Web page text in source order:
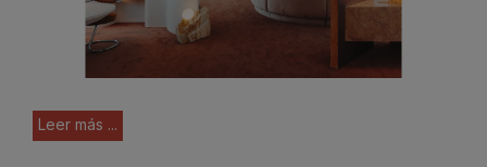
Leer más ...